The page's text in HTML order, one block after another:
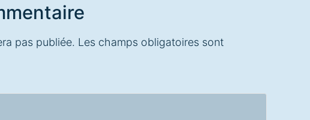
pas publiée. Les champs obligatoires sont